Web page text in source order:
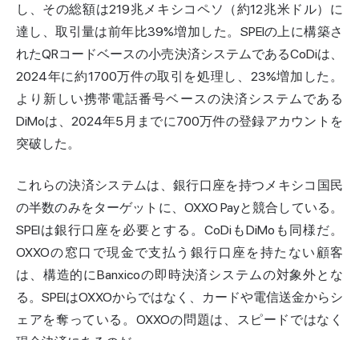
し、その総額は219兆メキシコペソ（約12兆米ドル）に
達し、取引量は前年比39%増加した。SPEIの上に構築さ
れたQRコードベースの小売決済システムであるCoDiは、
2024年に約1700万件の取引を処理し、23%増加した。
より新しい携帯電話番号ベースの決済システムである
DiMoは、2024年5月までに700万件の登録アカウントを
突破した。
これらの決済システムは、銀行口座を持つメキシコ国民
の半数のみをターゲットに、OXXO Payと競合している。
SPEIは銀行口座を必要とする。CoDiもDiMoも同様だ。
OXXOの窓口で現金で支払う銀行口座を持たない顧客
は、構造的にBanxicoの即時決済システムの対象外とな
る。SPEIはOXXOからではなく、カードや電信送金からシ
ェアを奪っている。OXXOの問題は、スピードではなく